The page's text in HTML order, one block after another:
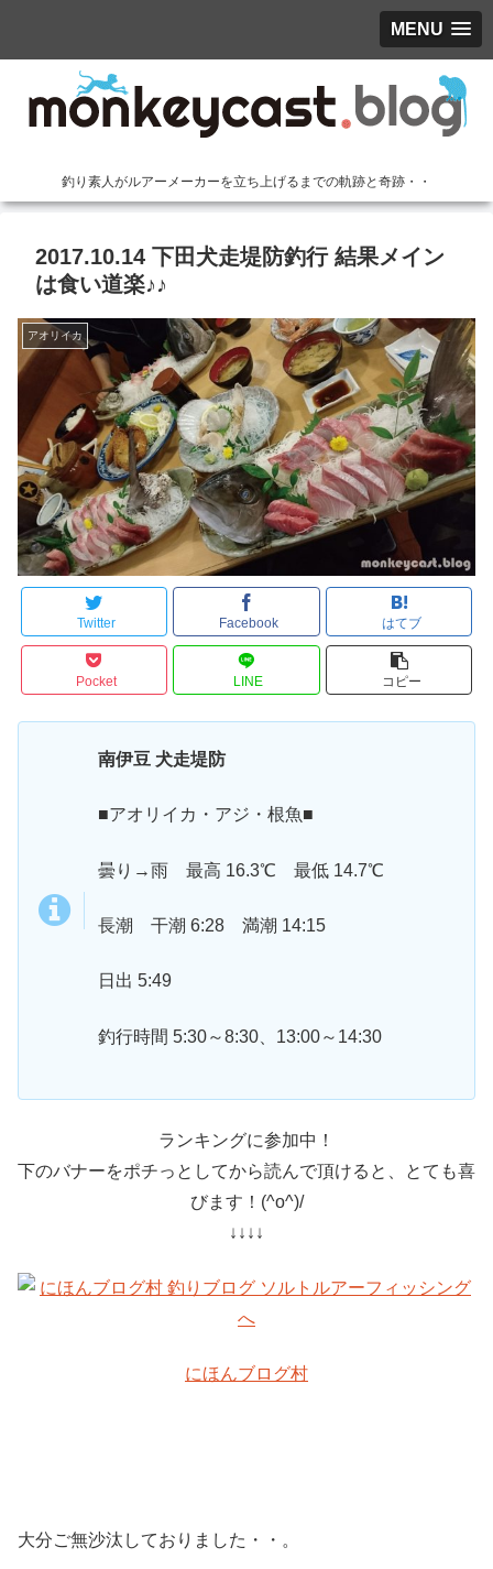
MENU
釣り素人がルアーメーカーを立ち上げるまでの軌跡と奇跡・・
2017.10.14 下田犬走堤防釣行 結果メイン
は食い道楽♪♪
アオリイカ
Twitter Facebook はてブ
Pocket LINE コピー
南伊豆 犬走堤防
■アオリイカ・アジ・根魚■
曇り→雨 最高 16.3℃ 最低 14.7℃
長潮 干潮 6:28 満潮 14:15
日出 5:49
釣行時間 5:30～8:30、13:00～14:30
ランキングに参加中！
下のバナーをポチっとしてから読んで頂けると、とても喜
びます！(^o^)/
↓↓↓↓
にほんブログ村
大分ご無沙汰しておりました・・。